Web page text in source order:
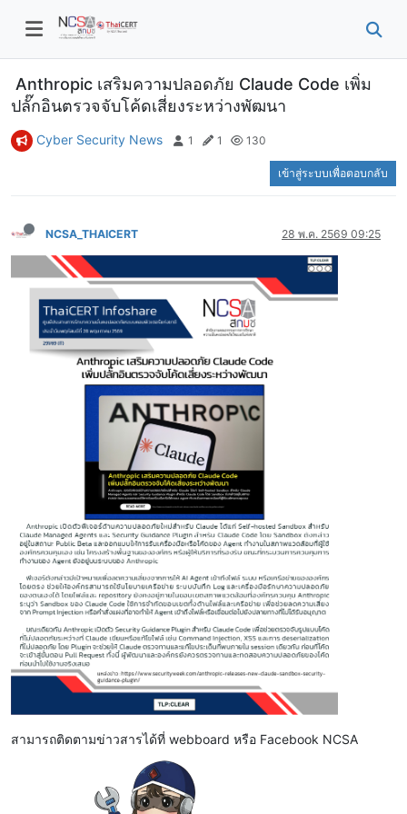
Anthropic เสริมความปลอดภัย Claude Code เพิ่ม
ปลั๊กอินตรวจจับโค้ดเสี่ยงระหว่างพัฒนา
Cyber Security News 1 1 130
เข้าสู่ระบบเพื่อตอบกลับ
NCSA_THAICERT 28 พ.ค. 2569 09:25
สามารถติดตามข่าวสารได้ที่ webboard หรือ Facebook NCSA